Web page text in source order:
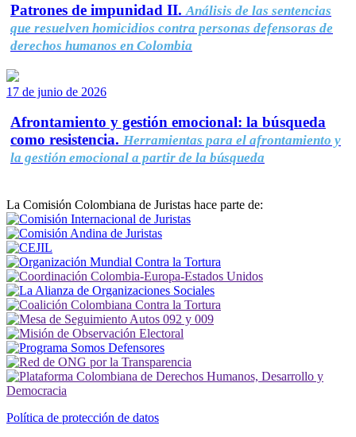
Patrones de impunidad II. Análisis de las sentencias
que resuelven homicidios contra personas defensoras de
derechos humanos en Colombia
17 de junio de 2026
Afrontamiento y gestión emocional: la búsqueda
como resistencia. Herramientas para el afrontamiento y
la gestión emocional a partir de la búsqueda
La Comisión Colombiana de Juristas hace parte de:
Política de protección de datos